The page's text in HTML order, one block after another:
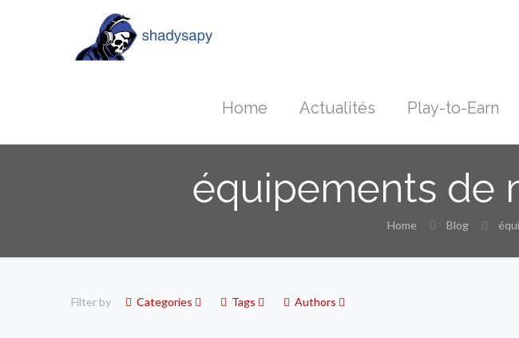
Home Actualités Play-to-Earn
équipements de
Home Blog
Filter by Categories Tags Authors